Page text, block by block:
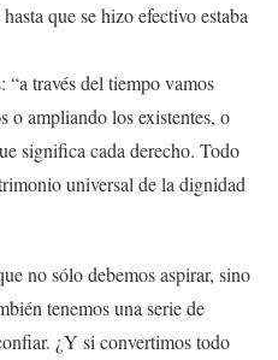
que se hizo efectivo estaba
“a través del tiempo vamos
o ampliando los existentes, o
significa cada derecho. Todo
universal de la dignidad
no sólo debemos aspirar, sino
tenemos una serie de
¿Y si convertimos todo